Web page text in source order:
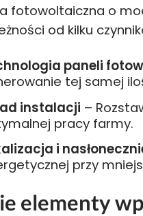
fotowoltaiczna o
od kilku
paneli
tej samej
instalacji –
pracy farmy.
i
przy
elementy